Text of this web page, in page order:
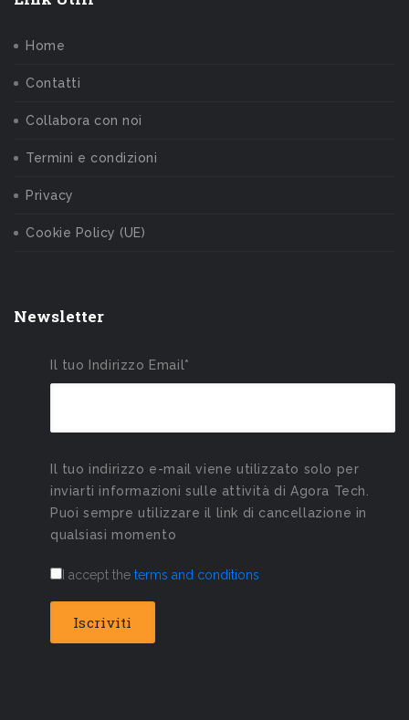
Home
Contatti
Collabora con noi
Termini e condizioni
Privacy
Cookie Policy (UE)
Newsletter
Il tuo Indirizzo Email*
Il tuo indirizzo e-mail viene utilizzato solo per
inviarti informazioni sulle attività di Agora Tech.
Puoi sempre utilizzare il link di cancellazione in
qualsiasi momento
I accept the terms and conditions